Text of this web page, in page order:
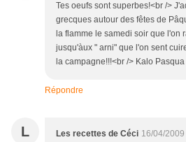
Tes oeufs sont superbes!<br />
grecques autour des fêtes de
la flamme le samedi soir que l'on
jusqu'àux " arni" que l'on sent
la campagne!!!<br /> Kalo
Répondre
L Les recettes de Céci 16/04/